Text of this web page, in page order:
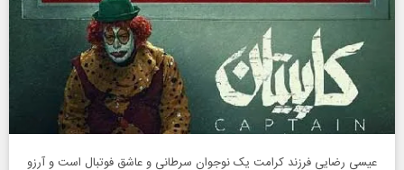
عیسی رضایی فرزند کرامت یک نوجوان سرطانی و عاشق فوتبال است و آرزو